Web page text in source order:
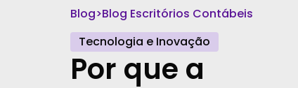
Blog>Blog Escritórios Contábeis
Tecnologia e Inovação
Por que a